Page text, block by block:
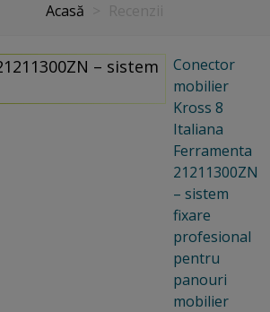
Acasă
Conector
mobilier
Kross 8
Italiana
Ferramenta
21211300ZN
– sistem
fixare
profesional
pentru
panouri
mobilier